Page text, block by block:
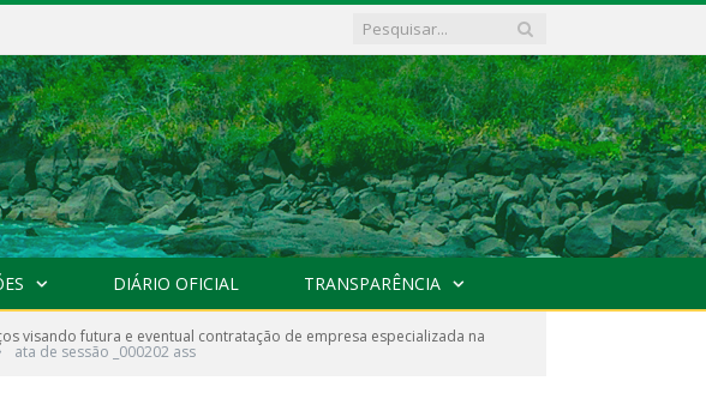
DIÁRIO OFICIAL TRANSPARÊNCIA
visando futura e eventual contratação de empresa especializada na
ata de sessão _000202 ass